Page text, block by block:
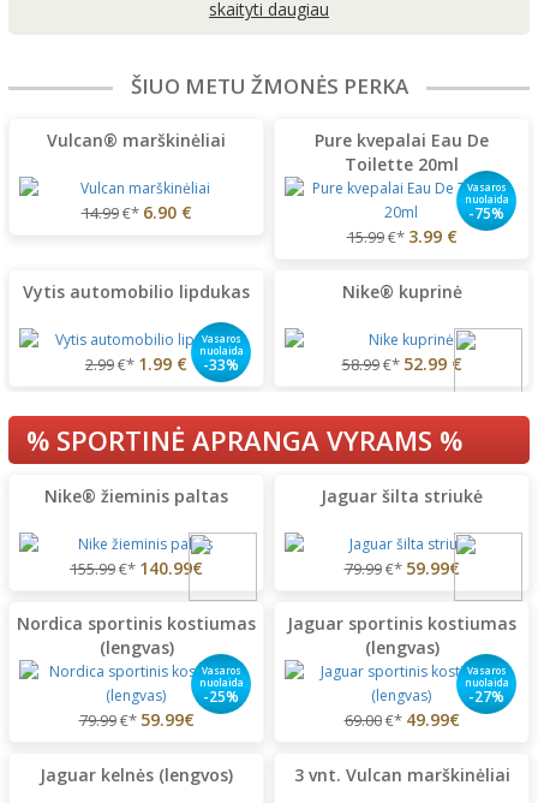
ŠIUO METU ŽMONĖS PERKA
Vulcan® marškinėliai
14.99€* 6.90 €
Pure kvepalai Eau De
Toilette 20ml
Vasaros
nuolaida
-75%
15.99€* 3.99 €
Vytis automobilio lipdukas
Vasaros
nuolaida
-33%
2.99€* 1.99 €
Nike® kuprinė
58.99€* 52.99 €
% SPORTINĖ APRANGA VYRAMS %
Nike® žieminis paltas
155.99€* 140.99€
Jaguar šilta striukė
79.99€* 59.99€
Nordica sportinis kostiumas
(lengvas)
Vasaros
nuolaida
-25%
79.99€* 59.99€
Jaguar sportinis kostiumas
(lengvas)
Vasaros
nuolaida
-27%
69.00€* 49.99€
Jaguar kelnės (lengvos) 3 vnt. Vulcan marškinėliai